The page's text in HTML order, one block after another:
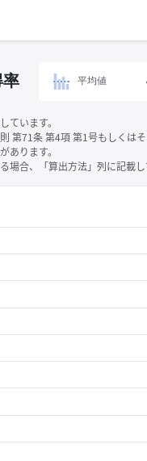
率 平均値
ています。
第71条 第4項 第1号もしくは
あります。
場合、「算出方法」列に記載